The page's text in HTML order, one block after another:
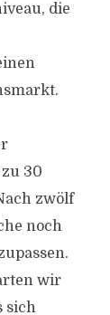
die
30
zwölf
noch
wir
sich